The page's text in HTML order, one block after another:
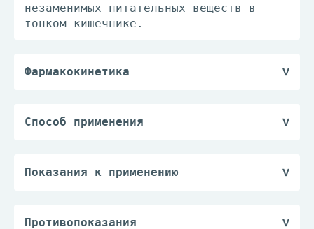
незаменимых питательных веществ в
тонком кишечнике.
Фармакокинетика
пикосульфат поступает в толстую кишку
Биотрансформация
натрия пикосульфата с образованием
Способ применения
менее полстакана воды).
Показания к применению
— запор, обусловленный атонией и
Противопоказания